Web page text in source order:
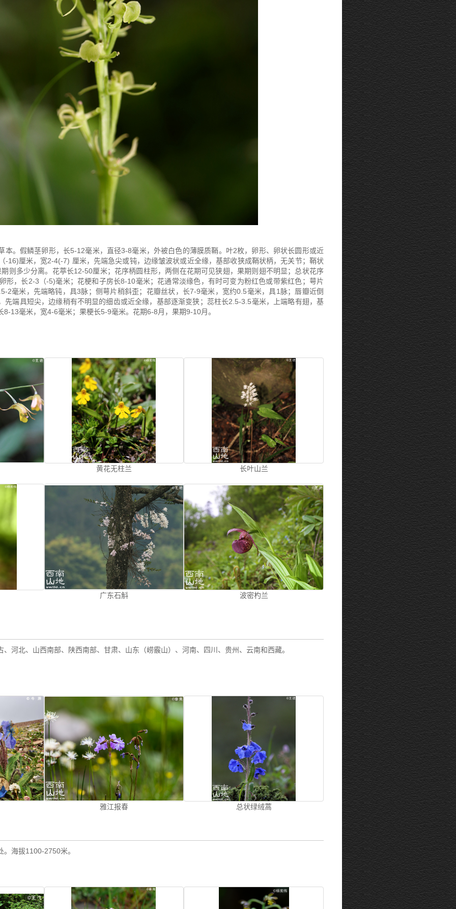
本。假鳞茎卵形，长5-12毫米，直径3-8毫米，外被白色的薄膜质鞘。叶2枚，卵形、卵状长圆形或近
-16)厘米，宽2-4(-7) 厘米，先端急尖或钝，边缘皱波状或近全缘，基部收狭成鞘状柄，无关节；鞘状
则多少分离。花葶长12-50厘米；花序柄圆柱形，两侧在花期可见狭翅，果期则翅不明显；总状花序
形，长2-3（-5)毫米；花梗和子房长8-10毫米；花通常淡缘色，有时可变为粉红色或带紫红色；萼片
2毫米，先端略钝，具3脉；侧萼片稍斜歪；花瓣丝状，长7-9毫米，宽约0.5毫米，具1脉；唇瓣近倒
先端具短尖，边缘稍有不明显的细齿或近全缘，基部逐渐变狭；蕊柱长2.5-3.5毫米，上端略有翅，基
13毫米，宽4-6毫米；果梗长5-9毫米。花期6-8月，果期9-10月。
黄花无柱兰 长叶山兰
广东石斛 波密杓兰
河北、山西南部、陕西南部、甘肃、山东（崂霰山）、河南、四川、贵州、云南和西藏。
雅江报春 总状绿绒蒿
海拔1100-2750米。